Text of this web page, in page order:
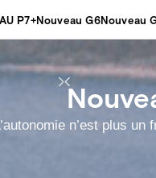
P7+Nouveau G6Nouveau
n’est plus